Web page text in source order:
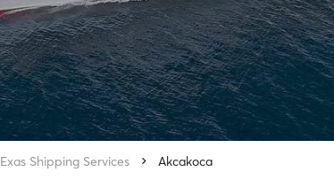
Exas Shipping Services Akcakoca